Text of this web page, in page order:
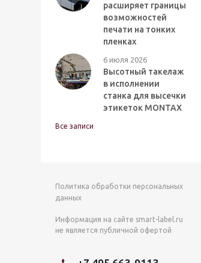
расширяет границы
возможностей
печати на тонких
пленках
6 июля 2026
Высотный такелаж
в исполнении
станка для высечки
этикеток MONTAX
Все записи
Политика обработки персональных
данных
Информация на сайте smart-label.ru
не является публичной офертой